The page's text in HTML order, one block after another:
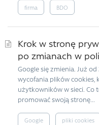
firma BDO
Krok w stronę
po zmianach w
Google się zmienia. Już
wycofania plików cookies,
użytkowników w sieci. Co
promować swoją stronę...
Google pliki cookies